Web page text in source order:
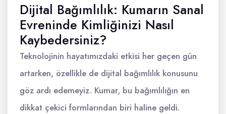
Dijital Bağımlılık: Kumarın Sanal
Evreninde Kimliğinizi Nasıl
Kaybedersiniz?
Teknolojinin hayatımızdaki etkisi her geçen gün
artarken, özellikle de dijital bağımlılık konusunu
göz ardı edemeyiz. Kumar, bu bağımlılığın en
dikkat çekici formlarından biri haline geldi.